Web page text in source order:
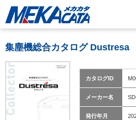
集塵機総合カタログ Dustresa
カタログID
メーカー名
発行年月